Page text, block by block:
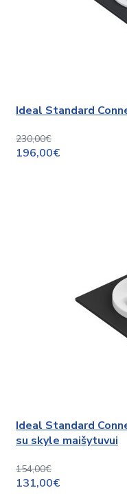
Ideal Standard
230,00€
196,00€
Ideal Standard
su skyle maišytuvui
154,00€
131,00€